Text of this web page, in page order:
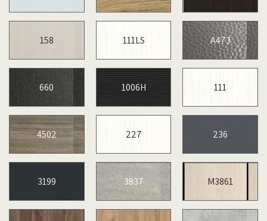
A473
111LS
158
111
1006H
660
236
227
4502
M3861
3837
3199